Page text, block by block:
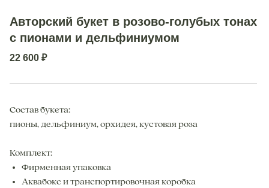
Авторский букет в розово-голубых тонах
с пионами и дельфиниумом
22 600 ₽
Состав букета:
пионы, дельфиниум, орхидея, кустовая роза
Комплект:
Фирменная упаковка
Аквабокс и транспортировочная коробка